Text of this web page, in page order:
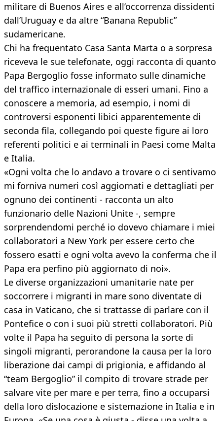
militare di Buenos Aires e all’occorrenza dissidenti
dall’Uruguay e da altre “Banana Republic”
sudamericane.
Chi ha frequentato Casa Santa Marta o a sorpresa
riceveva le sue telefonate, oggi racconta di quanto
Papa Bergoglio fosse informato sulle dinamiche
del traffico internazionale di esseri umani. Fino a
conoscere a memoria, ad esempio, i nomi di
controversi esponenti libici apparentemente di
seconda fila, collegando poi queste figure ai loro
referenti politici e ai terminali in Paesi come Malta
e Italia.
«Ogni volta che lo andavo a trovare o ci sentivamo
mi forniva numeri così aggiornati e dettagliati per
ognuno dei continenti - racconta un alto
funzionario delle Nazioni Unite -, sempre
sorprendendomi perché io dovevo chiamare i miei
collaboratori a New York per essere certo che
fossero esatti e ogni volta avevo la conferma che il
Papa era perfino più aggiornato di noi».
Le diverse organizzazioni umanitarie nate per
soccorrere i migranti in mare sono diventate di
casa in Vaticano, che si trattasse di parlare con il
Pontefice o con i suoi più stretti collaboratori. Più
volte il Papa ha seguito di persona la sorte di
singoli migranti, perorandone la causa per la loro
liberazione dai campi di prigionia, e affidando al
“team Bergoglio” il compito di trovare strade per
salvare vite per mare e per terra, fino a occuparsi
della loro dislocazione e sistemazione in Italia e in